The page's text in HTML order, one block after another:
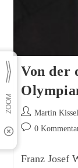
Von der
Beitrags-
Autor:
Martin Kissel
Beitrags-
0
Franz Josef